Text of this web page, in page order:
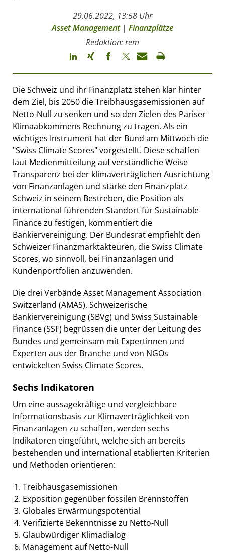
29.06.2022, 13:58 Uhr
Asset Management| Finanzplätze
Redaktion: rem
Die Schweiz und ihr Finanzplatz stehen klar hinter
dem Ziel, bis 2050 die Treibhausgasemissionen auf
Netto-Null zu senken und so den Zielen des Pariser
Klimaabkommens Rechnung zu tragen. Als ein
wichtiges Instrument hat der Bund am Mittwoch die
"Swiss Climate Scores" vorgestellt. Diese schaffen
laut Medienmitteilung auf verständliche Weise
Transparenz bei der klimaverträglichen Ausrichtung
von Finanzanlagen und stärke den Finanzplatz
Schweiz in seinem Bestreben, die Position als
international führenden Standort für Sustainable
Finance zu festigen, kommentiert die
Bankiervereinigung. Der Bundesrat empfiehlt den
Schweizer Finanzmarktakteuren, die Swiss Climate
Scores, wo sinnvoll, bei Finanzanlagen und
Kundenportfolien anzuwenden.
Die drei Verbände Asset Management Association
Switzerland (AMAS), Schweizerische
Bankiervereinigung (SBVg) und Swiss Sustainable
Finance (SSF) begrüssen die unter der Leitung des
Bundes und gemeinsam mit Expertinnen und
Experten aus der Branche und von NGOs
entwickelten Swiss Climate Scores.
Sechs Indikatoren
Um eine aussagekräftige und vergleichbare
Informationsbasis zur Klimaverträglichkeit von
Finanzanlagen zu schaffen, werden sechs
Indikatoren eingeführt, welche sich an bereits
bestehenden und international etablierten Kriterien
und Methoden orientieren:
Treibhausgasemissionen
Exposition gegenüber fossilen Brennstoffen
Globales Erwärmungspotential
Verifizierte Bekenntnisse zu Netto-Null
Glaubwürdiger Klimadialog
Management auf Netto-Null